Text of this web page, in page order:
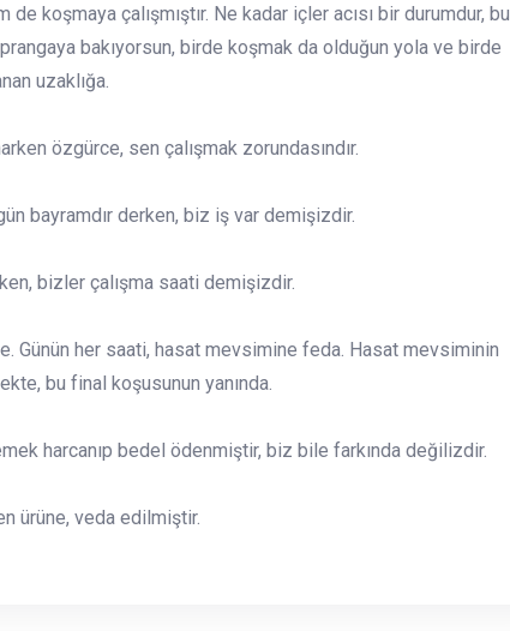
de koşmaya çalışmıştır. Ne kadar içler acısı bir durumdur, bu
bakıyorsun, birde koşmak da olduğun yola ve birde
uzaklığa.
özgürce, sen çalışmak zorundasındır.
bayramdır derken, biz iş var demişizdir.
bizler çalışma saati demişizdir.
Günün her saati, hasat mevsimine feda. Hasat mevsiminin
bu final koşusunun yanında.
harcanıp bedel ödenmiştir, biz bile farkında değilizdir.
ürüne, veda edilmiştir.